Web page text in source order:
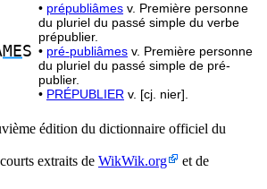
MES
• prépubliâmes v. Première personne
du pluriel du passé simple du verbe
prépublier.
• pré-publiâmes v. Première personne
du pluriel du passé simple de pré-
publier.
• PRÉPUBLIER v. [cj. nier].
édition du dictionnaire officiel du
extraits de WikWik.org
et de